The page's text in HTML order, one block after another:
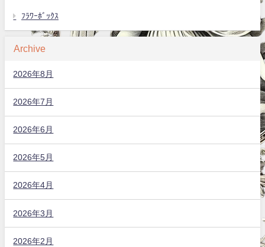
ﾌﾗﾜｰﾎﾞｯｸｽ
Archive
2026年8月
2026年7月
2026年6月
2026年5月
2026年4月
2026年3月
2026年2月